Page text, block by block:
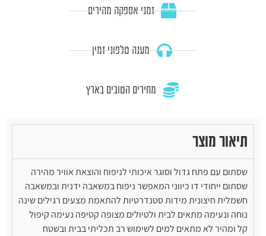
זמני אספקה מהירים
מענה טלפוני זמין
מחירים הטובים בארץ
תיאור מוצר
שסתום עם פתח גדול וסוגר איכותי לניפוח והוצאת אוויר מהירה
שסתום ייחודי דו כיווני המאפשר ניפוח במשאבה ידנית ובמשאבה
חשמלית חיצונית מידות סטנדרטיות להתאמת מצעים רגילים שינה
נוחה ונעימה מתאים לבית ולטיולים מצופה קטיפה נעימה קיפול
קל ומהיר לא מתאים למים לשימוש רב תכליתי בבית ובשטח